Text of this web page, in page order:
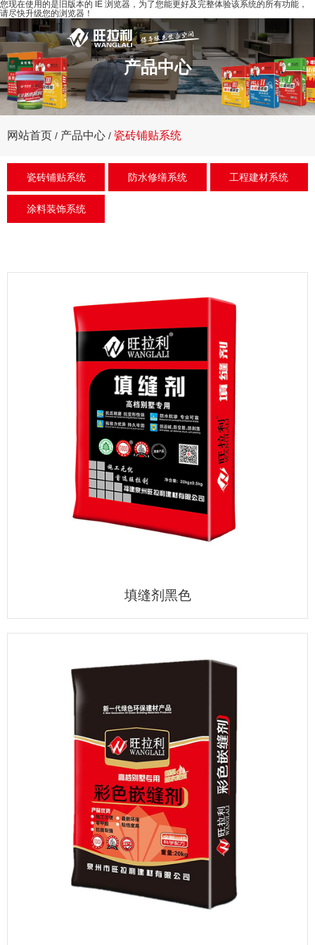
您现在使用的是旧版本的 IE 浏览器，为了您能更好及完整体验该系统的所有功能，
请尽快升级您的浏览器！
产品中心
网站首页 / 产品中心 / 瓷砖铺贴系统
瓷砖铺贴系统 防水修缮系统 工程建材系统
涂料装饰系统
填缝剂黑色